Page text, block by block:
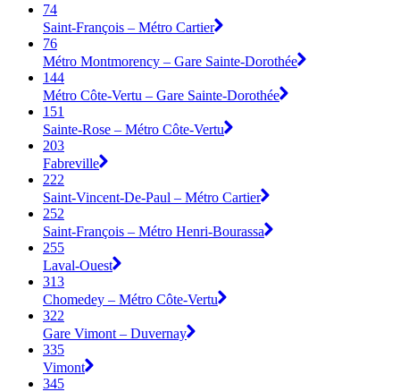
74
Saint-François – Métro Cartier
76
Métro Montmorency – Gare Sainte-Dorothée
144
Métro Côte-Vertu – Gare Sainte-Dorothée
151
Sainte-Rose – Métro Côte-Vertu
203
Fabreville
222
Saint-Vincent-De-Paul – Métro Cartier
252
Saint-François – Métro Henri-Bourassa
255
Laval-Ouest
313
Chomedey – Métro Côte-Vertu
322
Gare Vimont – Duvernay
335
Vimont
345